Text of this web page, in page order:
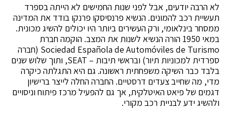
לא הרבה יודעים, אבל לפני שנות החמישים לא הייתה בספרד
תעשיית רכב להמונים. הנשיא פרנסיסקו פרנקו בודד את המדינה
ממסחר בינלאומי, ורק העשירים ביותר היו יכולים להשיג מכונית.
במאי 1950 הורה הנשיא לשנות את המצב. הוקמה חברת
Sociedad Española de Automóviles de Turismo (חברה
ספרדית למכוניות תיור) ובראשי תיבות – SEAT, ותוך שלוש שנים
בלבד כבר השיקה משפחתית ראשונה. גם היא התגלתה כיקרה
מדי, מה שחייב צעדים דרסטיים. החברה החלה לייצר ברישיון
דגמים של פיאט האיטלקית, אך גם להפעיל מרכז פיתוח וניסויים
ולהשיג ידע לבניית רכב מקורי.